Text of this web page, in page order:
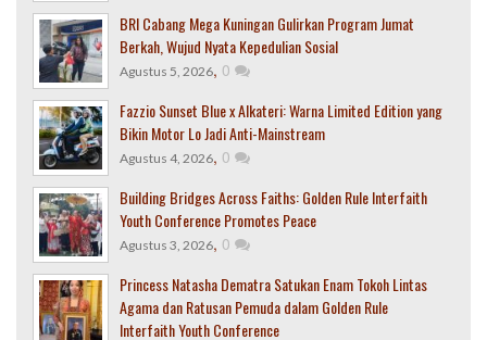
BRI Cabang Mega Kuningan Gulirkan Program Jumat
Berkah, Wujud Nyata Kepedulian Sosial
Agustus 5, 2026, 0
Fazzio Sunset Blue x Alkateri: Warna Limited Edition yang
Bikin Motor Lo Jadi Anti-Mainstream
Agustus 4, 2026, 0
Building Bridges Across Faiths: Golden Rule Interfaith
Youth Conference Promotes Peace
Agustus 3, 2026, 0
Princess Natasha Dematra Satukan Enam Tokoh Lintas
Agama dan Ratusan Pemuda dalam Golden Rule
Interfaith Youth Conference